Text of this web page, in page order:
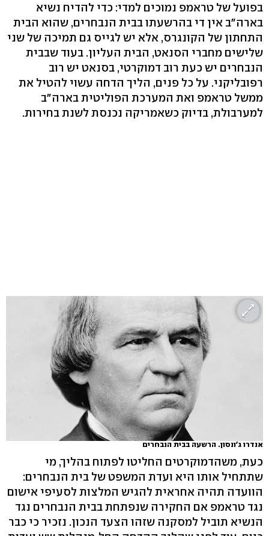
בפועל של טראמפ נמוכים למדי: כדי להדיח נשיא
בארה"ב אין די בהרשעתו בבית הנבחרים, שהוא הבית
התחתון של הקונגרס, אלא יש לגייס גם תמיכה של שני
שלישים מחברי הסנאט, הבית העליון. בעוד שבבית
הנבחרים יש כעת רוב דמוקרטי, בסנאט יש רוב
רפובליקני. על כל פנים, הליך הדחה עשוי להטיל את
ממשל טראמפ ואת המערכת הפוליטית בארה"ב
למערבולת, בדיוק כשאמריקה נכנסת לשנת בחירות.
אנדרו ג'ונסון. הרשעה בבית הנבחרים
כעת, משהדמוקרטים החליטו לפתוח בהליך, מי
שתתחיל אותו היא ועדת המשפט של בית הנבחרים:
הוועדה תהיה אחראית להגיש המלצות לסעיפי אישום
נגד טראמפ אם החקירה שנפתחת בבית הנבחרים נגד
הנשיא תוביל למסקנה שזהו הצעד הנכון. נזכיר כי כבר